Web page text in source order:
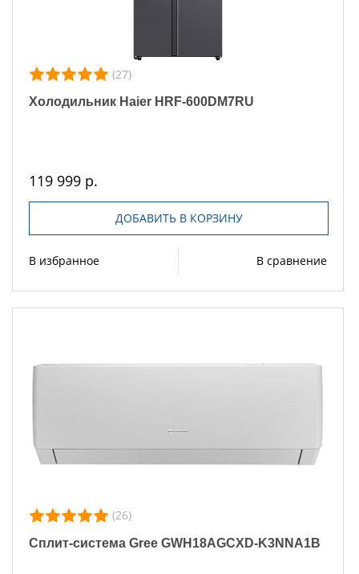
(27)
Холодильник Haier HRF-600DM7RU
119 999 р.
ДОБАВИТЬ В КОРЗИНУ
В избранное В сравнение
(26)
Сплит-система Gree GWH18AGCXD-K3NNA1B